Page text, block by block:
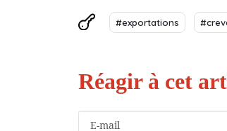
#exportations